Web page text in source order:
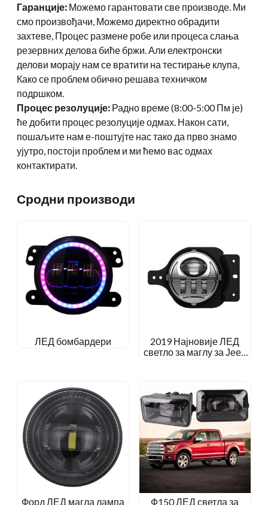
Гаранције: Можемо гарантовати све производе. Ми
смо произвођачи, Можемо директно обрадити
захтеве, Процес размене робе или процеса слања
резервних делова биће бржи. Али електронски
делови морају нам се вратити на тестирање клупа,
Како се проблем обично решава техничком
подршком.
Процес резолуције: Радно време (8:00-5:00 Пм је)
ће добити процес резолуције одмах. Након сати,
пошаљите нам е-поштујте нас тако да прво знамо
ујутро, постоји проблем и ми ћемо вас одмах
контактирати.
Сродни производи
ЛЕД бомбардери
2019 Најновије ЛЕД
светло за маглу за Јееп
Форд ЛЕД магла лампа Ф150 ЛЕД светла за